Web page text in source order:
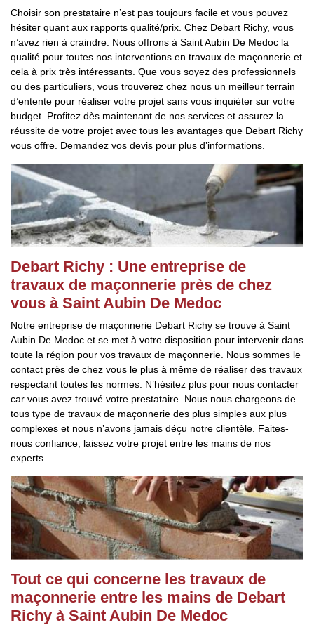
Choisir son prestataire n’est pas toujours facile et vous pouvez
hésiter quant aux rapports qualité/prix. Chez Debart Richy, vous
n’avez rien à craindre. Nous offrons à Saint Aubin De Medoc la
qualité pour toutes nos interventions en travaux de maçonnerie et
cela à prix très intéressants. Que vous soyez des professionnels
ou des particuliers, vous trouverez chez nous un meilleur terrain
d’entente pour réaliser votre projet sans vous inquiéter sur votre
budget. Profitez dès maintenant de nos services et assurez la
réussite de votre projet avec tous les avantages que Debart Richy
vous offre. Demandez vos devis pour plus d’informations.
Debart Richy : Une entreprise de
travaux de maçonnerie près de chez
vous à Saint Aubin De Medoc
Notre entreprise de maçonnerie Debart Richy se trouve à Saint
Aubin De Medoc et se met à votre disposition pour intervenir dans
toute la région pour vos travaux de maçonnerie. Nous sommes le
contact près de chez vous le plus à même de réaliser des travaux
respectant toutes les normes. N’hésitez plus pour nous contacter
car vous avez trouvé votre prestataire. Nous nous chargeons de
tous type de travaux de maçonnerie des plus simples aux plus
complexes et nous n’avons jamais déçu notre clientèle. Faites-
nous confiance, laissez votre projet entre les mains de nos
experts.
Tout ce qui concerne les travaux de
maçonnerie entre les mains de Debart
Richy à Saint Aubin De Medoc